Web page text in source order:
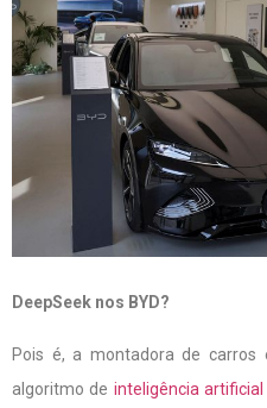
DeepSeek nos BYD?
Pois é, a montadora de carros
algoritmo de inteligência artificial